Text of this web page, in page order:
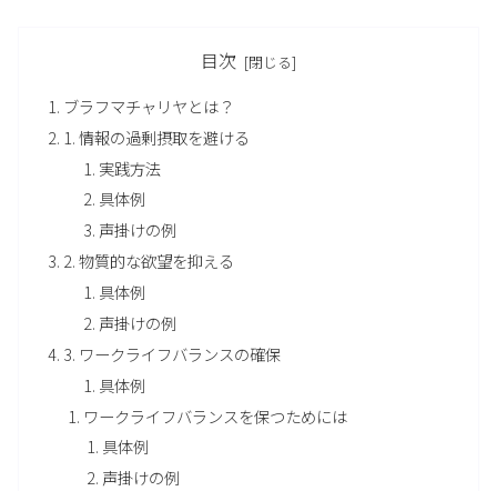
目次
ブラフマチャリヤとは？
1. 情報の過剰摂取を避ける
実践方法
具体例
声掛けの例
2. 物質的な欲望を抑える
具体例
声掛けの例
3. ワークライフバランスの確保
具体例
ワークライフバランスを保つためには
具体例
声掛けの例